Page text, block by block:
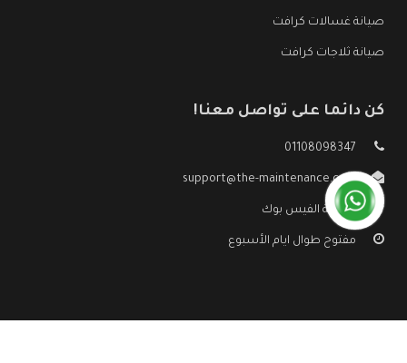
صيانة غسالات كرافت
صيانة ثلاجات كرافت
كن دائما على تواصل معنا!
01108098347
support@the-maintenance.com
صفحة الفيس بوك
مفتوح طوال ايام الأسبوع